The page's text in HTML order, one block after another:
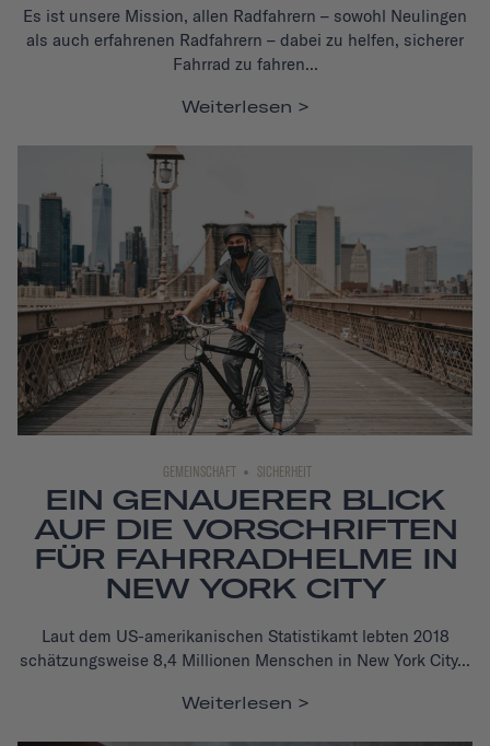
Es ist unsere Mission, allen Radfahrern – sowohl Neulingen
als auch erfahrenen Radfahrern – dabei zu helfen, sicherer
Fahrrad zu fahren...
Weiterlesen
GEMEINSCHAFT SICHERHEIT
EIN GENAUERER BLICK
AUF DIE VORSCHRIFTEN
FÜR FAHRRADHELME IN
NEW YORK CITY
Laut dem US-amerikanischen Statistikamt lebten 2018
schätzungsweise 8,4 Millionen Menschen in New York City...
Weiterlesen